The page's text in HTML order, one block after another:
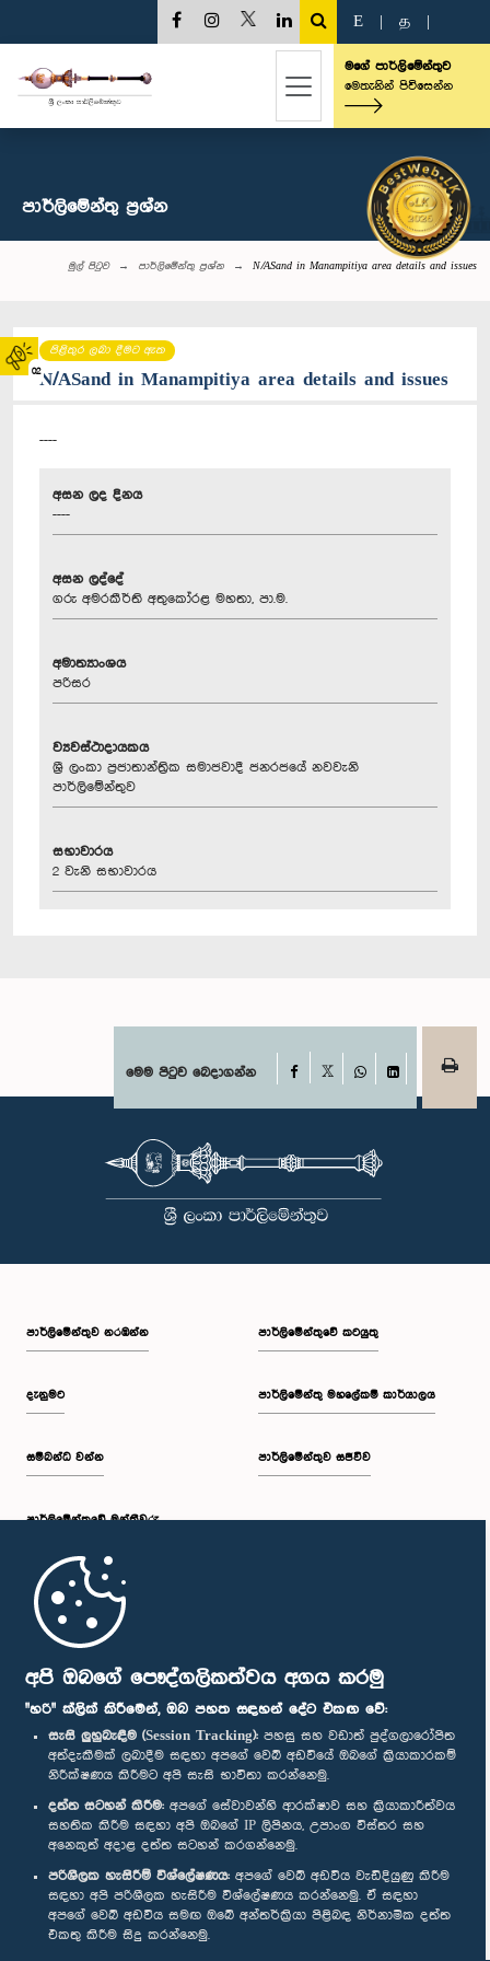
අපි ඔබගේ පෞද්ගලිකත්වය අගය කරමු
"හරි" ක්ලික් කිරීමෙන්, ඔබ පහත සඳහන් දේට එකඟ වේ:
සැසි ලුහුබැඳීම (Session Tracking): පහසු සහ වඩාත් පුද්ගලාරෝපිත
අත්දැකීමක් ලබාදීම සඳහා අපගේ වෙබ් අඩවියේ ඔබගේ ක්‍රියාකාරකම්
නිරීක්ෂණය කිරීමට අපි සැසි භාවිතා කරන්නෙමු.
දත්ත සටහන් කිරීම: අපගේ සේවාවන්හි ආරක්ෂාව සහ ක්‍රියාකාරීත්වය
සහතික කිරීම සඳහා අපි ඔබගේ IP ලිපිනය, උපාංග විස්තර සහ
අනෙකුත් අදාළ දත්ත සටහන් කරගන්නෙමු.
පරිශීලක හැසිරීම් විශ්ලේෂණය: අපගේ වෙබ් අඩවිය වැඩිදියුණු කිරීම
සඳහා අපි පරිශීලක හැසිරීම විශ්ලේෂණය කරන්නෙමු. ඒ සඳහා
අපගේ වෙබ් අඩවිය සමඟ ඔබේ අන්තර්ක්‍රියා පිළිබඳ නිර්නාමික දත්ත
එකතු කිරීම සිදු කරන්නෙමු.
02
E த
මගේ පාර්ලිමේන්තුව
මෙතැනින් පිවිසෙන්න
පාර්ලි‌මේන්තු‌ ප්‍රශ්න
මුල් පිටුව පාර්ලි‌මේන්තු‌ ප්‍රශ්න N/ASand in Manampitiya area details and issues
පිළිතුර ලබා දීමට ඇත
N/ASand in Manampitiya area details and issues
----
අසන ලද දිනය
----
අසන ලද්දේ
ගරු අමරකීර්ති අතුකෝරළ මහතා, පා.ම.
අමාත්‍යාංශය
පරිසර
ව්‍යවස්ථාදායකය
ශ්‍රී ලංකා ප්‍රජාතාන්ත්‍රික සමාජවාදී ජනරජයේ නවවැනි
පාර්ලිමේන්තුව
සභාවාරය
2 වැනි සභාවාරය
මෙම පිටුව බෙදාගන්න Facebook
WhatsAppLinkedIn
පාර්ලි‌මේන්තුව නරඹන්න
දැනුමට
සම්බන්ධ වන්න
පාර්ලි‌මේන්තුවේ මන්ත්‍රීවරු
මුල් පිටුව
පාර්ලිමේන්තුවේ කටයුතු
පාර්ලිමේන්තු මහලේකම් කාර්යාලය
පාර්ලිමේන්තුව සජීවීව
පාර්ලිමේන්තු ජංගම යෙදුම
අප හා සම්බන්ධ වී සිටින්න :
සම්මාන
පෞද්ගලිකත්ව ප්‍රතිපත්තිය